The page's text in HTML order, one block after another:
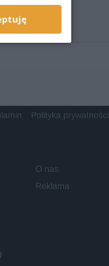
Polityka prywatności
O nas
Reklama